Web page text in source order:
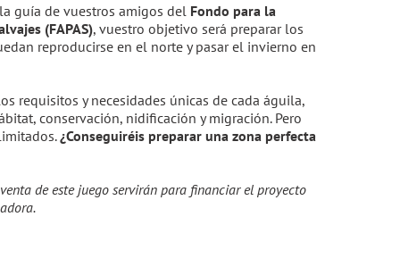
guía de vuestros amigos del Fondo para la
(FAPAS), vuestro objetivo será preparar los
reproducirse en el norte y pasar el invierno en
requisitos y necesidades únicas de cada águila,
conservación, nidificación y migración. Pero
¿Conseguiréis preparar una zona perfecta
de este juego servirán para financiar el proyecto